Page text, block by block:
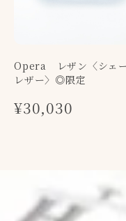
Opera レザン〈シェ
レザー〉◎限定
¥30,030